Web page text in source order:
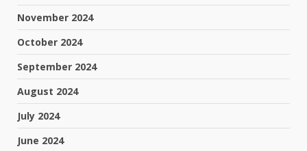
November 2024
October 2024
September 2024
August 2024
July 2024
June 2024